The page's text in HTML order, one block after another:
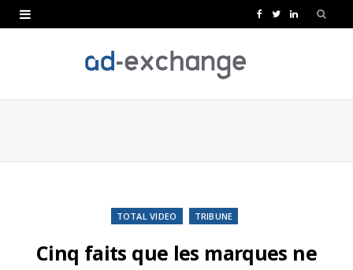
e
T
t
L
k
TOTAL VIDEO TRIBUNE
Cinq faits que les marques ne